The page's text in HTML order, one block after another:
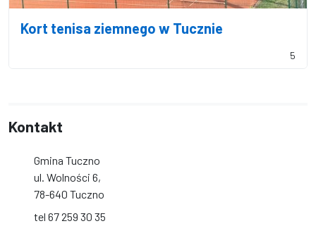
Kort tenisa ziemnego w Tucznie
5
Kontakt
Gmina Tuczno
ul. Wolności 6,
78-640 Tuczno
tel 67 259 30 35